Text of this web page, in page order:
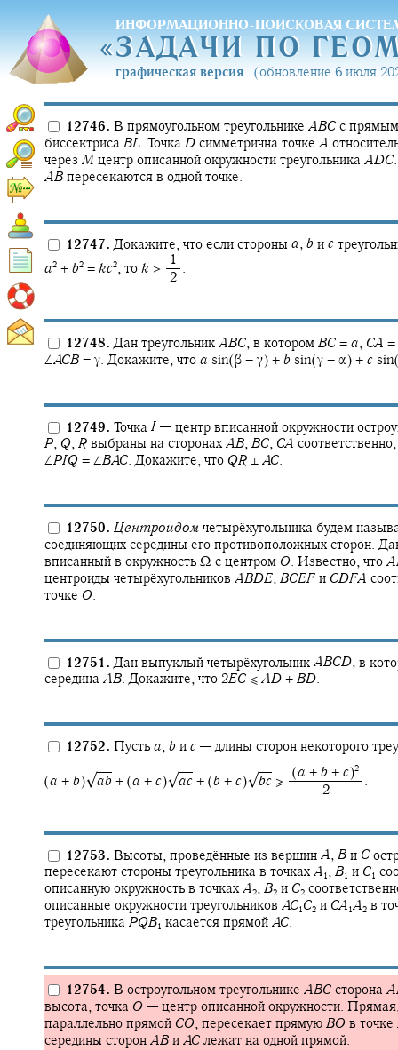
ИНФОРМАЦИОННО-ПОИСКОВАЯ
«ЗАДАЧИ ПО
«ЗАДАЧИ ПО
графическая версия (обновление 6 июля
12746. В прямоугольном треугольнике ABC с
биссектриса BL. Точка D симметрична точке A
через M центр описанной окружности треугольника ADC.
AB пересекаются в одной точке.
12747. Докажите, что если стороны a, b и c
a2 + b2 = kc2, то k > ‍
‍ 1
‍ 2
.
12748. Дан треугольник ABC, в котором BC = a, CA =
∠ACB = γ. Докажите, что a sin(β − γ) + b sin(γ − α) + c
12749. Точка I — центр вписанной окружности
P, Q, R выбраны на сторонах AB, BC, CA
∠PIQ = ∠BAC. Докажите, что QR ⊥ AC.
12750. Центроидом четырёхугольника будем
соединяющих середины его противоположных сторон.
вписанный в окружность Ω с центром O. Известно, что A
центроиды четырёхугольников ABDE, BCEF и CDFA
точке O.
12751. Дан выпуклый четырёхугольник ABCD, в
середина AB. Докажите, что 2EC ≤ AD + BD.
12752. Пусть a, b и c —длины сторон некоторого
(a + b)‍√ab + (a + c)‍√ac + (b + c)‍√bc ≥ ‍
‍ (a + b + c)‍2
‍ 2
.
12753. Высоты, проведённые из вершин A, B и C
пересекают стороны треугольника в точках A 1 , B1 и C1
описанную окружность в точках A2, B2 и C2
описанные окружности треугольников AC1 C2 и CA 1A2 в
треугольника PQB1 касается прямой AC.
12754. В остроугольном треугольнике ABC сторона A
высота, точка O — центр описанной окружности.
параллельно прямой CO, пересекает прямую BO в точке
середины сторон AB и AC лежат на одной прямой.